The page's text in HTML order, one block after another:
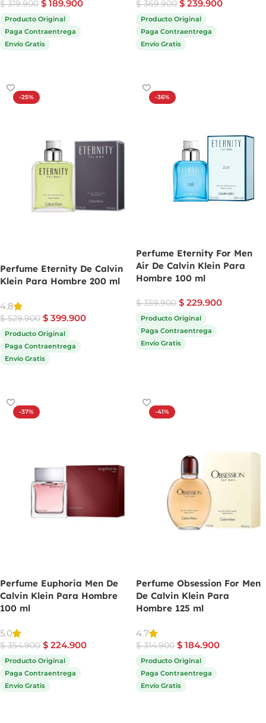
$319.900 $ 189.900
Producto Original
Paga Contraentrega
Envío Gratis
$369.900 $ 239.900
Producto Original
Paga Contraentrega
Envío Gratis
-25%
Perfume Eternity De Calvin
Klein Para Hombre 200 ml
4.8
$529.900 $ 399.900
Producto Original
Paga Contraentrega
Envío Gratis
-36%
Perfume Eternity For Men
Air De Calvin Klein Para
Hombre 100 ml
$359.900 $ 229.900
Producto Original
Paga Contraentrega
Envío Gratis
-37%
Perfume Euphoria Men De
Calvin Klein Para Hombre
100 ml
5.0
$354.900 $ 224.900
Producto Original
Paga Contraentrega
Envío Gratis
-41%
Perfume Obsession For Men
De Calvin Klein Para
Hombre 125 ml
4.7
$314.900 $ 184.900
Producto Original
Paga Contraentrega
Envío Gratis